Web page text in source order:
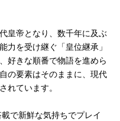
皇帝となり、数千年に及ぶ
力を受け継ぐ「皇位継承」
好きな順番で物語を進めら
の要素はそのままに、現代
れています。
で新鮮な気持ちでプレイ